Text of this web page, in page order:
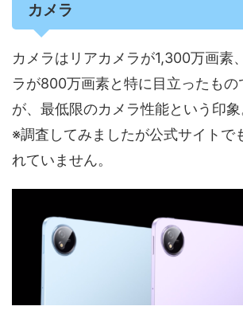
カメラ
カメラはリアカメラが1,300万画素
ラが800万画素と特に目立ったもの
が、最低限のカメラ性能という印象
※調査してみましたが公式サイトで
れていません。